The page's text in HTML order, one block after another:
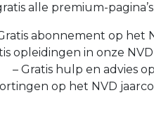
alle premium-
abonnement op het
opleidingen in onze
– Gratis hulp en advies
op het NVD